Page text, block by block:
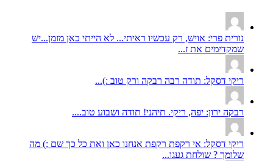
נורית פרי: אויש, רק עכשיו ראיתי... לא הייתי כאן מזמן...יש
שמקדימים את ז...
ריקי דסקל: תודה רבה רבקה ורק טוב :)...
רבקה ירון: יפה, ריקי. תיהני! תודה ושבוע טוב....
ריקי דסקל: אי רקפת רקפת אנחנו כאן ואת כל כך שם :) מה
שלומך ? שולחת געגו...